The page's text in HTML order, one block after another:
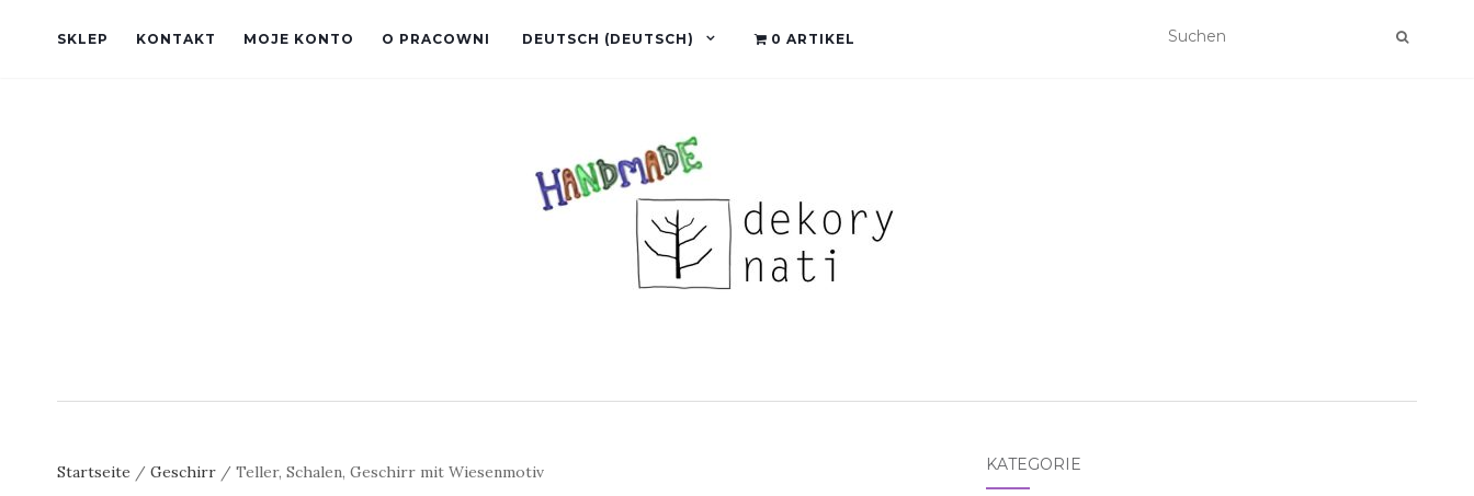
SKLEP KONTAKT MOJE KONTO O PRACOWNI DEUTSCH (DEUTSCH) 0 ARTIKEL
Startseite / Geschirr / Teller, Schalen, Geschirr mit Wiesenmotiv KATEGORIE